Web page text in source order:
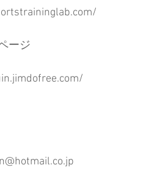
ージ